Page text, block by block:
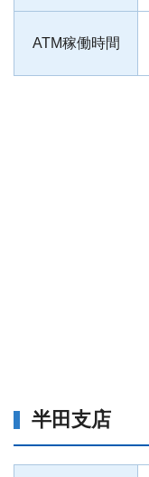
ATM稼働時間
半田支店